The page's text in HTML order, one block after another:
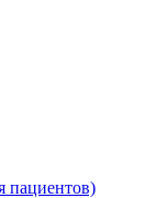
пациентов)